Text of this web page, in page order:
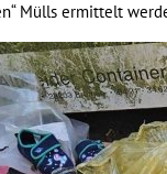
Mülls ermittelt